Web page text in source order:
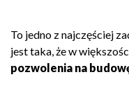
To jedno z najczęściej
jest taka, że w
pozwolenia na